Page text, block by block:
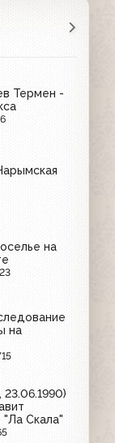
Термен -
на
на
Скала"